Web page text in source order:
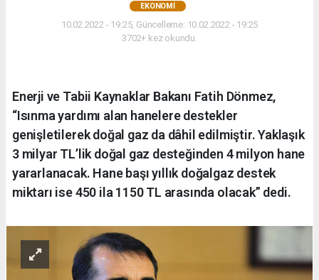
EKONOMI
10.02.2022 - 19:25, Güncelleme: 10.02.2022 - 19:25
3702+ kez okundu.
Enerji ve Tabii Kaynaklar Bakanı Fatih Dönmez,
“Isınma yardımı alan hanelere destekler
genişletilerek doğal gaz da dâhil edilmiştir. Yaklaşık
3 milyar TL’lik doğal gaz desteğinden 4 milyon hane
yararlanacak. Hane başı yıllık doğalgaz destek
miktarı ise 450 ila 1150 TL arasında olacak” dedi.